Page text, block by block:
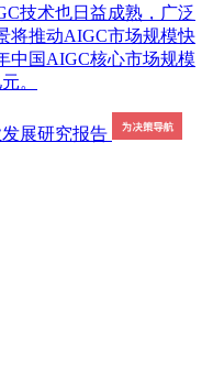
技术也日益成熟，广泛
将推动AIGC市场规模快
中国AIGC核心市场规模
。